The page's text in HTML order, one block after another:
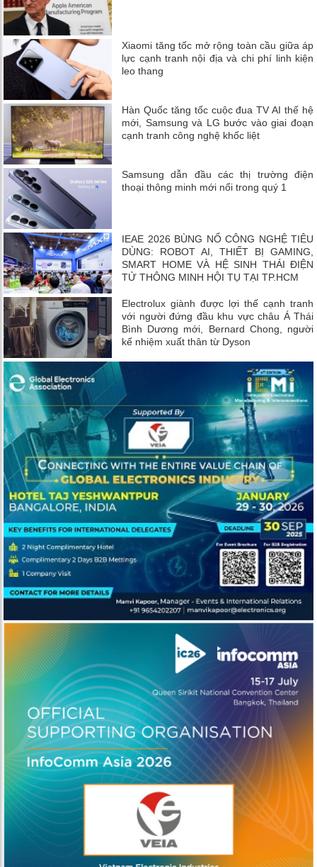
Xiaomi tăng tốc mở rộng toàn cầu giữa áp
lực cạnh tranh nội địa và chi phí linh kiện
leo thang
Hàn Quốc tăng tốc cuộc đua TV AI thế hệ
mới, Samsung và LG bước vào giai đoạn
cạnh tranh công nghệ khốc liệt
Samsung dẫn đầu các thị trường điện
thoại thông minh mới nổi trong quý 1
IEAE 2026 BÙNG NỔ CÔNG NGHỆ TIÊU
DÙNG: ROBOT AI, THIẾT BỊ GAMING,
SMART HOME VÀ HỆ SINH THÁI ĐIỆN
TỬ THÔNG MINH HỘI TỤ TẠI TP.HCM
Electrolux giành được lợi thế cạnh tranh
với người đứng đầu khu vực châu Á Thái
Bình Dương mới, Bernard Chong, người
kế nhiệm xuất thân từ Dyson